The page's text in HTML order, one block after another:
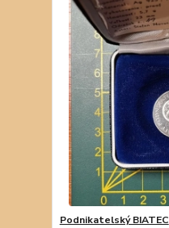
Podnikatelský BIATEC